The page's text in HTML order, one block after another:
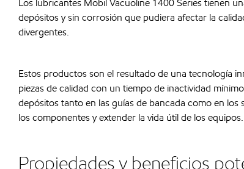
Los lubricantes Mobil Vacuoline 1400 Series tienen
depósitos y sin corrosión que pudiera afectar la
divergentes.
Estos productos son el resultado de una tecnología
piezas de calidad con un tiempo de inactividad
depósitos tanto en las guías de bancada como en
los componentes y extender la vida útil de los equipos.
Propiedades y beneficios